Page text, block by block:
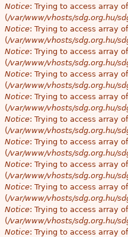
Notice: Trying to access array
(/var/www/vhosts/sdg.org.hu/
Notice: Trying to access array
(/var/www/vhosts/sdg.org.hu/
Notice: Trying to access array
(/var/www/vhosts/sdg.org.hu/
Notice: Trying to access array
(/var/www/vhosts/sdg.org.hu/
Notice: Trying to access array
(/var/www/vhosts/sdg.org.hu/
Notice: Trying to access array
(/var/www/vhosts/sdg.org.hu/
Notice: Trying to access array
(/var/www/vhosts/sdg.org.hu/
Notice: Trying to access array
(/var/www/vhosts/sdg.org.hu/
Notice: Trying to access array
(/var/www/vhosts/sdg.org.hu/
Notice: Trying to access array
(/var/www/vhosts/sdg.org.hu/
Notice: Trying to access array